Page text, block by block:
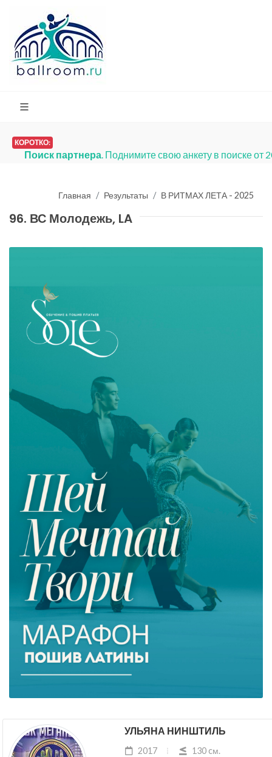
КОРОТКО:
Платья на продажу. Мы запустили
Главная Результаты В РИТМАХ ЛЕТА - 2025
96. ВС Молодежь, LA
УЛЬЯНА НИНШТИЛЬ
2017
130 cм.